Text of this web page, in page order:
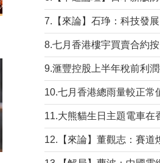
8.七月香港樓宇買賣合約
9.滙豐控股上半年稅前利
10.七月香港總雨量較正常
11.大熊貓生日主題電車在
12.【來論】董觀志：賽道